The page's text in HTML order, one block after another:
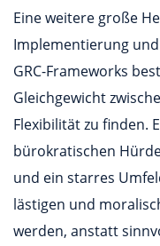
Eine weitere große
Implementierung
GRC-Frameworks
Gleichgewicht
Flexibilität zu finden.
bürokratischen
und ein starres
lästigen und
werden, anstatt